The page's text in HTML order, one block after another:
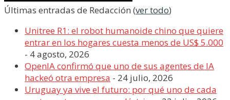
Últimas entradas de Redacción (ver todo)
Unitree R1: el robot humanoide chino que quiere
entrar en los hogares cuesta menos de US$ 5.000
- 4 agosto, 2026
OpenIA confirmó que uno de sus agentes de IA
hackeó otra empresa - 24 julio, 2026
Uruguay ya vive el futuro: por qué uno de cada